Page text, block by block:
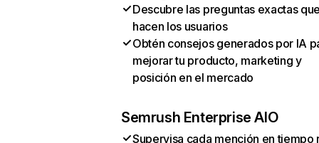
Descubre las preguntas exactas
hacen los usuarios
Obtén consejos generados por IA
mejorar tu producto, marketing y
posición en el mercado
Semrush Enterprise AIO
Supervisa cada mención en tiempo